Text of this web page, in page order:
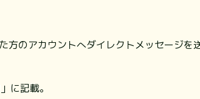
のアカウントへダイレクトメッセージを送
に記載。